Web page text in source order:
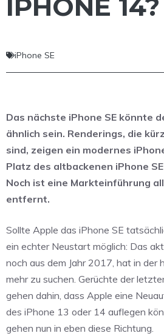
IPHONE 14?
iPhone SE
Das nächste iPhone SE könnte
ähnlich sein. Renderings, die
sind, zeigen ein modernes
Platz des altbackenen iPhone
Noch ist eine Markteinführung
entfernt.
Sollte Apple das iPhone SE
ein echter Neustart möglich: Das
noch aus dem Jahr 2017, hat in der
mehr zu suchen. Gerüchte der
gehen dahin, dass Apple eine
des iPhone 13 oder 14 auflegen
gehen nun in eben diese Richtung.